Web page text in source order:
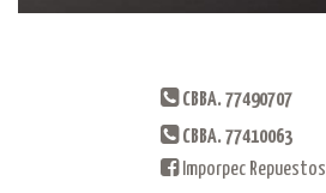
CBBA. 77490707
CBBA. 77410063
Imporpec Repuestos